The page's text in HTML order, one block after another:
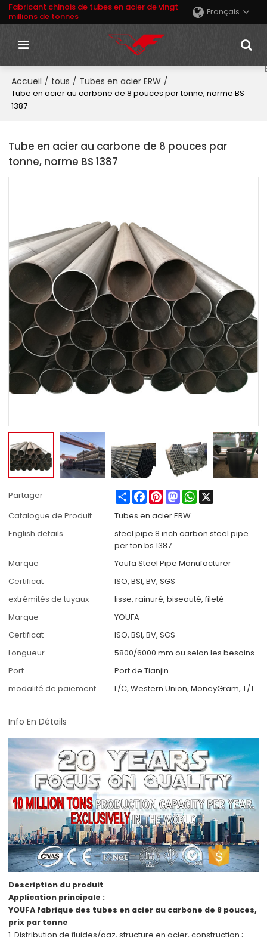
Fabricant chinois de tubes en acier de vingt
millions de tonnes
Français
Accueil / tous / Tubes en acier ERW /
Tube en acier au carbone de 8 pouces par tonne, norme BS
1387
Tube en acier au carbone de 8 pouces par
tonne, norme BS 1387
Partager ShareFacebook
PinterestMastodonWhatsApp
Catalogue de Produit
Tubes en acier ERW
English details
steel pipe 8 inch carbon steel pipe
per ton bs 1387
Marque
Youfa Steel Pipe Manufacturer
Certificat
ISO, BSI, BV, SGS
extrémités de tuyaux
lisse, rainuré, biseauté, fileté
Marque
YOUFA
Certificat
ISO, BSI, BV, SGS
Longueur
5800/6000 mm ou selon les besoins
Port
Port de Tianjin
modalité de paiement
L/C, Western Union, MoneyGram, T/T
Info En Détails
Description du produit
Application principale :
YOUFA fabrique des tubes en acier au carbone de 8 pouces,
prix par tonne